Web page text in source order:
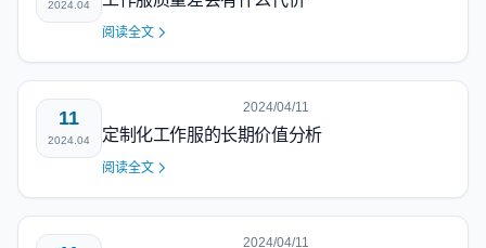
2024.04
阅读全文
11
2024.04
2024/04/11
定制化工作服的长期价值分析
阅读全文
2024/04/11